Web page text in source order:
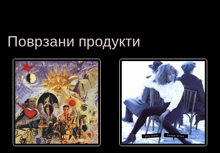
Поврзани продукти